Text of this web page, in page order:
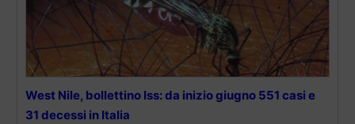
West Nile, bollettino Iss: da inizio giugno 551 casi e
31 decessi in Italia